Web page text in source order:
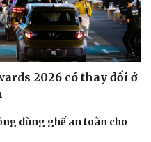
2026 có thay đổi ở
dùng ghế an toàn cho